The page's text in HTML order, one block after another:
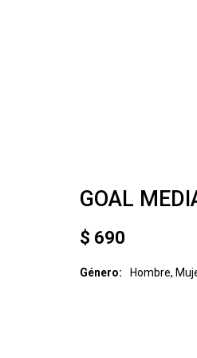
GOAL
$ 690
Género Hombre,